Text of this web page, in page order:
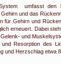
umfasst den
und das
für Gehirn und
erneuert. Dabei
und
Resorption des
und Herzschlag etwa